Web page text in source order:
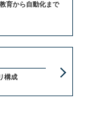
育から自動化まで
構成